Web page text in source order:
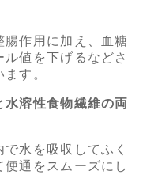
作用に加え、血糖
値を下げるなどさ
す。
水溶性食物繊維の両
水を吸収してふく
通をスムーズにし